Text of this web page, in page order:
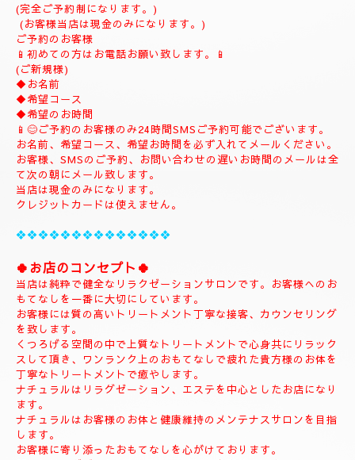
💎ナチュラルのホームページにようこそ
当店のHPをお選びいただき誠にありがとうございます。
📱090-1287-6359
(営業時間13:00～21:00)
(出張は最終受付22時迄になりますがそれ以降はご相談下さい。)
(完全ご予約制)
📱受付時間10時〜になります。📱
当日のご予約もご予約制になりますので、お早めのご予約でお願
い致します。
(お問い合わせは全てのお客様SMSのみ対応致します。)
SMSのご予約はお名前、入れてくださいね。
お電話のお客様はご予約のみ対応致します。
SMSでもご予約可能でございます。
📱ご新規様のご予約はお電話にてお願い致しす。📱
(お客様当店は現金のみになります。)
📱初めての方はお電話お願い致します。📱
(ご新規様)
◆お名前
◆希望コース
◆希望のお時間
📱😊ご予約のお客様のみ24時間SMSご予約可能でございます。
お名前、希望コース、希望お時間を必ず入れてメールください。
お客様、SMSのご予約、お問い合わせの遅いお時間のメールは全
て次の朝にメール致します。
当店は現金のみになります。
クレジットカードは使えません。
❖❖❖❖❖❖❖❖❖❖❖❖❖❖